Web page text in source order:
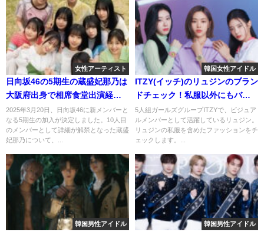
女性アーティスト
日向坂46の5期生の蔵盛妃那乃は
大阪府出身で相席食堂出演経験
あり！？ファンの反応は？
2025年3月20日、日向坂46に新メンバーと
なる5期生の加入が決定しました。10人目
のメンバーとして詳細が解禁となった蔵盛
妃那乃について、...
韓国女性アイドル
ITZY(イッチ)のリュジンのブラン
ドチェック！私服以外にもバッ
グや帽子など徹底調査！
5人組ガールズグループITZYで、ビジュア
ルメンバーとして活躍しているリュジン。
リュジンの私服を含めたファッションをチ
ェックします。...
韓国男性アイドル 韓国男性アイドル